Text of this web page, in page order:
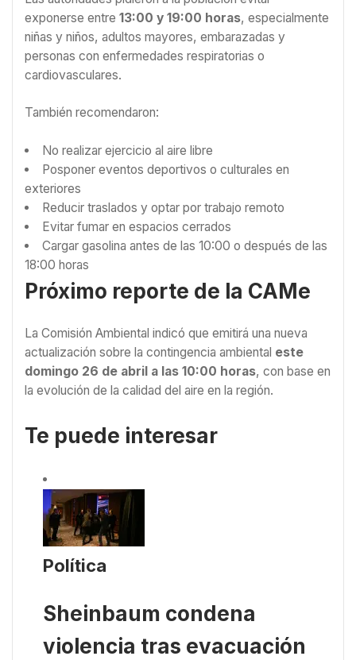
exponerse entre 13:00 y 19:00 horas, especialmente
niñas y niños, adultos mayores, embarazadas y
personas con enfermedades respiratorias o
cardiovasculares.
También recomendaron:
No realizar ejercicio al aire libre
Posponer eventos deportivos o culturales en
exteriores
Reducir traslados y optar por trabajo remoto
Evitar fumar en espacios cerrados
Cargar gasolina antes de las 10:00 o después de las
18:00 horas
Próximo reporte de la CAMe
La Comisión Ambiental indicó que emitirá una nueva
actualización sobre la contingencia ambiental este
domingo 26 de abril a las 10:00 horas, con base en
la evolución de la calidad del aire en la región.
Te puede interesar
Política
Sheinbaum condena
violencia tras evacuación